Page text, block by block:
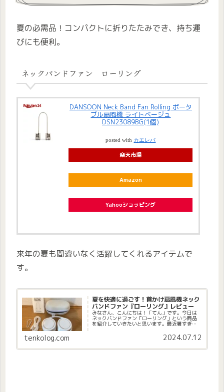
夏の必需品！コンパクトに折りたたみでき、持ち運
びにも便利。
ネックバンドファン ローリング
DANSOON Neck Band Fan Rolling ポータ
ブル扇風機 ライトベージュ
DSN23089BG(1個)
posted with カエレバ
楽天市場
Amazon
Yahooショッピング
来年の夏も間違いなく活躍してくれるアイテムで
す。
夏を快適に過ごす！首かけ扇風機ネック
バンドファン『ローリング』レビュー
みなさん、こんにちは！「てん」です。今日は
ネックバンドファン「ローリング」という商品
を紹介していきたいと思います。最近暑すぎ
て、この間は気温が37度まで上がりました。最
近まで暑さ対策として首を冷やすアイスクール
リングを使っていました。CIC...
tenkolog.com 2024.07.12